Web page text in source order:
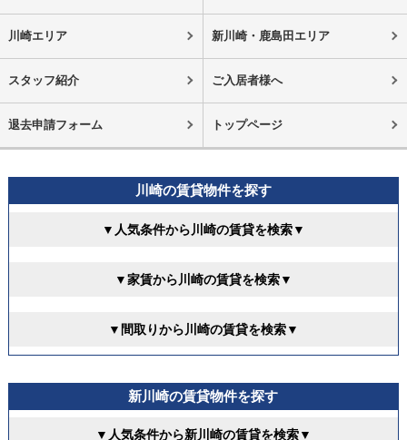
川崎エリア 新川崎・鹿島田エリア
スタッフ紹介 ご入居者様へ
退去申請フォーム トップページ
川崎の賃貸物件を探す
▼人気条件から川崎の賃貸を検索▼
▼家賃から川崎の賃貸を検索▼
▼間取りから川崎の賃貸を検索▼
新川崎の賃貸物件を探す
▼人気条件から新川崎の賃貸を検索▼